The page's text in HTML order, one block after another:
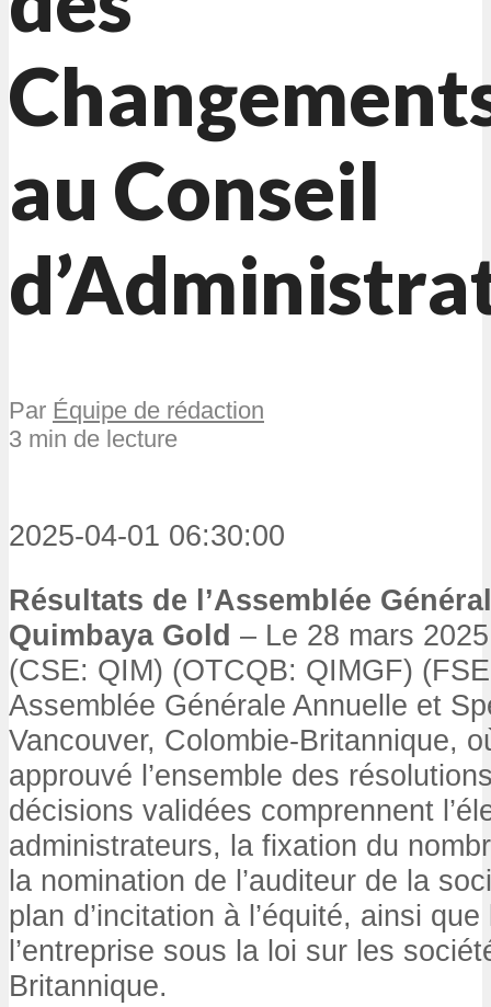
au Conseil
Par Équipe de rédaction
3 min de lecture
2025-04-01 06:30:00
Résultats de l’Assemblée
Quimbaya Gold – Le 28 mars
(CSE: QIM) (OTCQB: QIMGF)
Assemblée Générale Annuelle et
Vancouver, Colombie-Britannique,
approuvé l’ensemble des
décisions validées comprennent
administrateurs, la fixation du
la nomination de l’auditeur de la
plan d’incitation à l’équité, ainsi
l’entreprise sous la loi sur les
Britannique.